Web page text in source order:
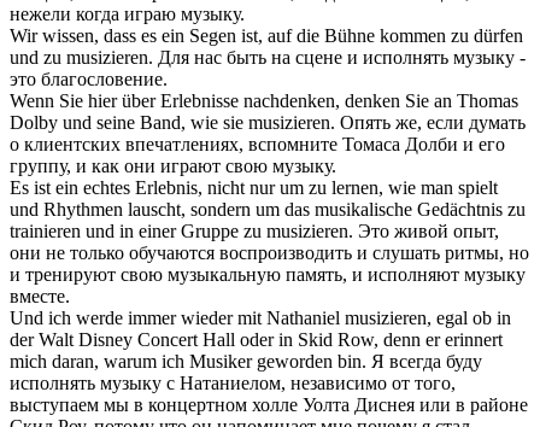
нежели когда играю музыку.
Wir wissen, dass es ein Segen ist, auf die Bühne kommen zu dürfen
und zu musizieren. Для нас быть на сцене и исполнять музыку -
это благословение.
Wenn Sie hier über Erlebnisse nachdenken, denken Sie an Thomas
Dolby und seine Band, wie sie musizieren. Опять же, если думать
о клиентских впечатлениях, вспомните Томаса Долби и его
группу, и как они играют свою музыку.
Es ist ein echtes Erlebnis, nicht nur um zu lernen, wie man spielt
und Rhythmen lauscht, sondern um das musikalische Gedächtnis zu
trainieren und in einer Gruppe zu musizieren. Это живой опыт,
они не только обучаются воспроизводить и слушать ритмы, но
и тренируют свою музыкальную память, и исполняют музыку
вместе.
Und ich werde immer wieder mit Nathaniel musizieren, egal ob in
der Walt Disney Concert Hall oder in Skid Row, denn er erinnert
mich daran, warum ich Musiker geworden bin. Я всегда буду
исполнять музыку с Натаниелом, независимо от того,
выступаем мы в концертном холле Уолта Диснея или в районе